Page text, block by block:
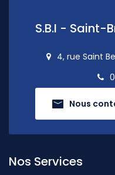
S.B.I - Saint-
4, rue Saint
Nous
Nos Services